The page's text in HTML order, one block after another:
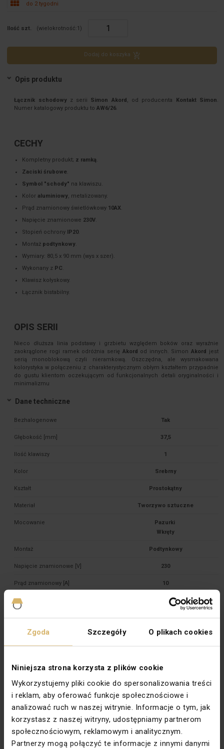
Zgoda Szczegóły O plikach cookies
Niniejsza strona korzysta z plików cookie
Wykorzystujemy pliki cookie do spersonalizowania treści
i reklam, aby oferować funkcje społecznościowe i
analizować ruch w naszej witrynie. Informacje o tym, jak
korzystasz z naszej witryny, udostępniamy partnerom
społecznościowym, reklamowym i analitycznym.
Partnerzy mogą połączyć te informacje z innymi danymi
do 2 tygodni
Ilość szt. (wielokrotność:1 )
Dodaj do koszyka
Opis produktu
Łącznik schodowy z serii Simon Akord , od producenta Kontakt Simon.
Numer katalogowy produktu toAW6/26.
CECHY
Kompletny produkt; z ramką.
Zaciski śrubowe.
Symbol "schody" na klawiszu.
Kolor aluminiowy, metalizowany.
Prąd znamionowy świetlówkowy 10AX.
Napięcie znamionowe 230V.
Stopień ochrony IP20.
Montaż podtynkowy.
Wymiary: 80,5 x 90 mm (wys x szer).
Wykonany z PC.
Klawisz kołyskowy.
Łącznik bistabilny.
OPIS SERII
Nieco dłuższa linia podstawy i grzbietu względem boków oraz wyraźnie
zaokrąglone rogi ramek odróżnia serię Akord od innych. SimonAkord
jest
serią monoblokową czyli nieramkową. Oszczędna, ale wysmakowana
kolorystyka w połączeniu z charakterystycznym obłym kształtem przypadnie
do gustu klientom oczekującym od funkcjonalnych detali oryginalności i
minimalizmu
Dane techniczne
Bezhalogenowe Tak
Głębokość [mm] 37,5
Ilość klawiszy 1
Kolor Srebrny
Kształt Prostokątny
Materiał Tworzywo sztuczne
Mocowanie
Pazurki
Montaż Podtynkowy
Napięcie znamionowe [V] 230
Prąd znamionowy [A] 10
Rodzaj Schodowe
Stopień ochrony IP20
Szerokość [mm] 90
Typ Podtynkowy
Wysokość [mm]
Zabezpieczenie powierzchni Lakierowanie
Wykończenie powierzchni Matowe